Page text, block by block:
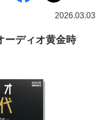
2026.03.03
ーディオ黄金時